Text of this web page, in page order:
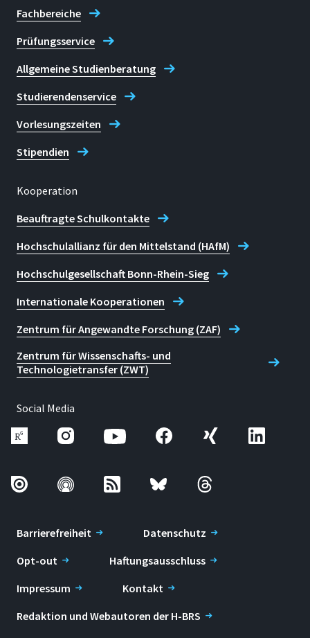
Fachbereiche
Prüfungsservice
Allgemeine Studienberatung
Studierendenservice
Vorlesungszeiten
Stipendien
Kooperation
Beauftragte Schulkontakte
Hochschulallianz für den Mittelstand (HAfM)
Hochschulgesellschaft Bonn-Rhein-Sieg
Internationale Kooperationen
Zentrum für Angewandte Forschung (ZAF)
Zentrum für Wissenschafts- und
Technologietransfer (ZWT)
Social Media
Barrierefreiheit
Datenschutz
Opt-out
Haftungsausschluss
Impressum
Kontakt
Redaktion und Webautoren der H-BRS